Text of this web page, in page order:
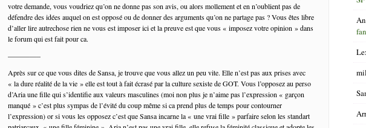
votre demande, vous voudriez qu’on ne donne pas son avis, ou alors mollement et en n’oublient pas de
défendre des idées auquel on est opposé ou de donner des arguments qu’on ne partage pas ? Vous êtes libre
d’aller lire autrechose rien ne vous est imposer ici et la preuve est que vous « imposez votre opinion » dans
le forum qui est fait pour ca.
————–
Après sur ce que vous dites de Sansa, je trouve que vous allez un peu vite. Elle n’est pas aux prises avec
« la dure réalité de la vie » elle est tout à fait écrasé par la culture sexiste de GOT. Vous l’opposez au perso
d’Aria une fille qui s’identifie aux valeurs masculines (moi non plus je n’aime pas l’expression « garçon
manqué » c’est plus sympas de l’évité du coup même si ca prend plus de temps pour contourner
l’expression) or si vous les opposez c’est que Sansa incarne la « une vrai fille » parfaire selon les standart